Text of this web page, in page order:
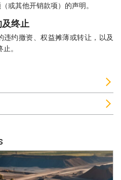
或其他开销款项）的声明。
终止
约撤资、权益摊薄或转让，以及
。